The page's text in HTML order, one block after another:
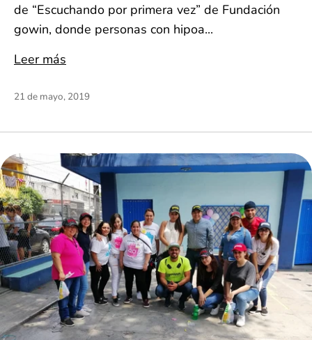
de “Escuchando por primera vez” de Fundación
gowin, donde personas con hipoa...
Leer más
21 de mayo, 2019